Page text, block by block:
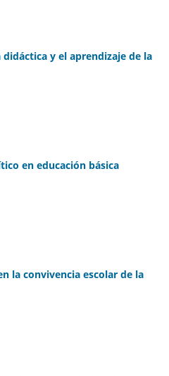
y el aprendizaje de la
en educación básica
la convivencia escolar de la